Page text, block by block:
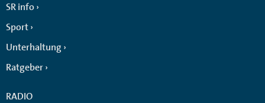
SR info
Sport
Unterhaltung
Ratgeber
RADIO